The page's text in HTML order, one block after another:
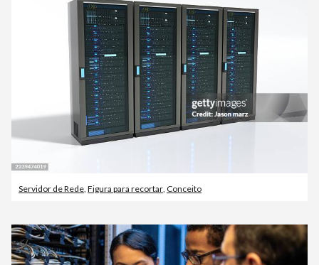
Servidor de Rede, Figura para recortar, Conceito